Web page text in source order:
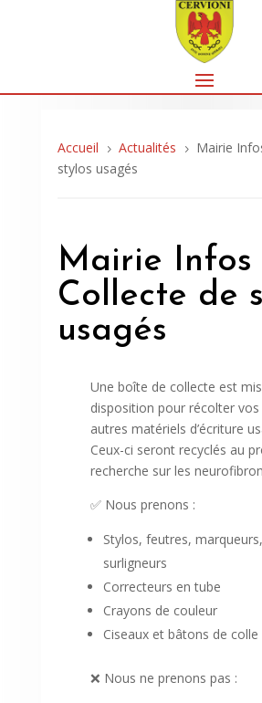
Accueil 5 Actualités 5
Mairie
stylos usagés
Mairie Infos
Collecte de
usagés
Une boîte de collecte est
disposition pour récolter
autres matériels d’écriture
Ceux-ci seront recyclés au
recherche sur les
✅ Nous prenons :
Stylos, feutres, marqueurs,
surligneurs
Correcteurs en tube
Crayons de couleur
Ciseaux et bâtons de colle
❌ Nous ne prenons pas :